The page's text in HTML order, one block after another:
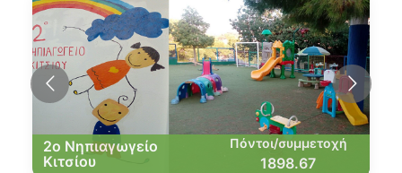
2ο Νηπιαγωγείο
Κιτσίου
Πόντοι/συμμετοχή
1898.67